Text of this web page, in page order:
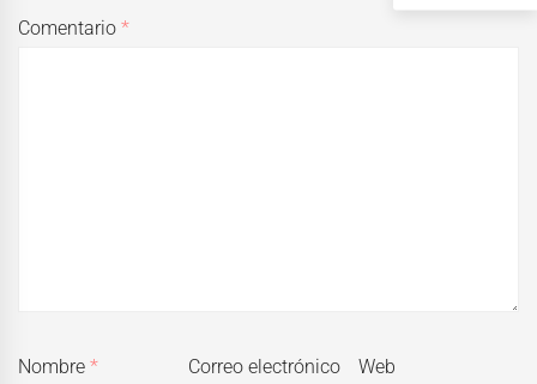
Comentario*
Nombre*
Correo electrónico
Web